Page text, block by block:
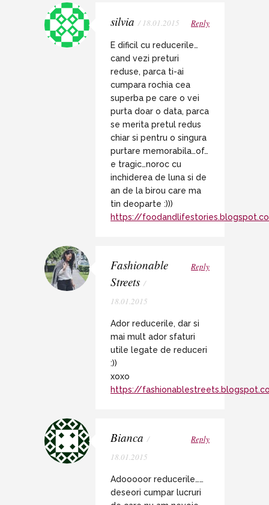
silvia / 18.01.2015 Reply
E dificil cu reducerile…
cand vezi preturi
reduse, parca ti-ai
cumpara rochia cea
superba pe care o vei
purta doar o data, parca
se merita pretul redus
chiar si pentru o singura
purtare memorabila…of…
e tragic…noroc cu
inchiderea de luna si de
an de la birou care ma
tin deoparte :)))
https://
Fashionable
Streets /
18.01.2015
Reply
Ador reducerile, dar si
mai mult ador sfaturi
utile legate de reduceri
:))
xoxo
https://
Bianca /
18.01.2015
Reply
Adooooor reducerile……
deseori cumpar lucruri